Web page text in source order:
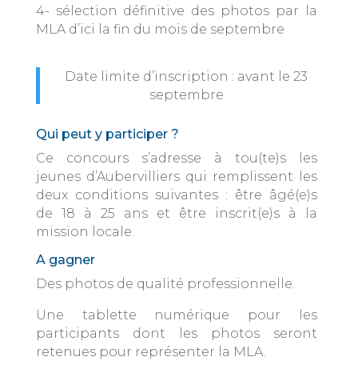
4- sélection définitive des photos par la
MLA d’ici la fin du mois de septembre
Date limite d’inscription : avant le 23
septembre
Qui peut y participer ?
Ce concours s’adresse à tou(te)s les
jeunes d’Aubervilliers qui remplissent les
deux conditions suivantes : être âgé(e)s
de 18 à 25 ans et être inscrit(e)s à la
mission locale.
A gagner
Des photos de qualité professionnelle.
Une tablette numérique pour les
participants dont les photos seront
retenues pour représenter la MLA.